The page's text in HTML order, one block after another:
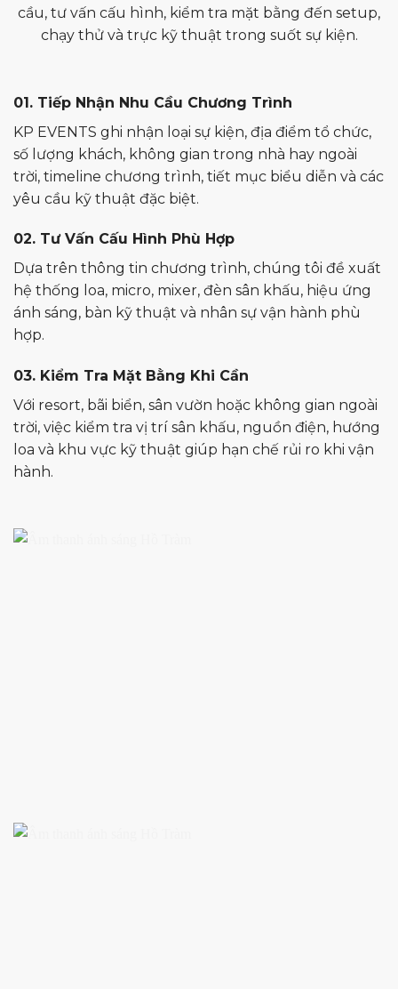
cầu, tư vấn cấu hình, kiểm tra mặt bằng đến setup,
chạy thử và trực kỹ thuật trong suốt sự kiện.
01. Tiếp Nhận Nhu Cầu Chương Trình
KP EVENTS ghi nhận loại sự kiện, địa điểm tổ chức,
số lượng khách, không gian trong nhà hay ngoài
trời, timeline chương trình, tiết mục biểu diễn và các
yêu cầu kỹ thuật đặc biệt.
02. Tư Vấn Cấu Hình Phù Hợp
Dựa trên thông tin chương trình, chúng tôi đề xuất
hệ thống loa, micro, mixer, đèn sân khấu, hiệu ứng
ánh sáng, bàn kỹ thuật và nhân sự vận hành phù
hợp.
03. Kiểm Tra Mặt Bằng Khi Cần
Với resort, bãi biển, sân vườn hoặc không gian ngoài
trời, việc kiểm tra vị trí sân khấu, nguồn điện, hướng
loa và khu vực kỹ thuật giúp hạn chế rủi ro khi vận
hành.